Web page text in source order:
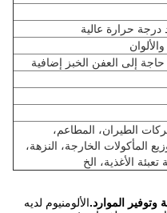
الطيران، المطاعم،
المأكولات الخارجة، النزهة،
الأغذية، الخ
وتوفير الموارد.الألومنيوم لديه